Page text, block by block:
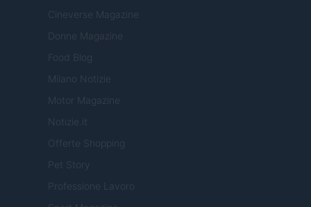
Cineverse Magazine
Donne Magazine
Food Blog
Milano Notizie
Motor Magazine
Notizie.it
Offerte Shopping
Pet Story
Professione Lavoro